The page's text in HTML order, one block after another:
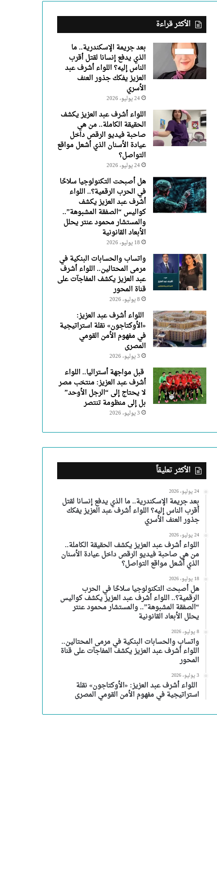
يفكك
جذور
العنف
الأسري
الأكثر قراءة
بعد جريمة الإسكندرية.. ما
الذي يدفع إنسانا لقتل أقرب
الناس إليه؟ اللواء أشرف عبد
العزيز يفكك جذور العنف
الأسري
24 يوليو، 2026
اللواء أشرف عبد العزيز يكشف
الحقيقة الكاملة.. من هي
صاحبة فيديو الرقص داخل
عيادة الأسنان الذي أشعل مواقع
التواصل؟
24 يوليو، 2026
هل أصبحت التكنولوجيا سلاحًا
في الحرب الرقمية؟.. اللواء
أشرف عبد العزيز يكشف
كواليس “الصفقة المشبوهة”..
والمستشار محمود عنتر يحلل
الأبعاد القانونية
18 يوليو، 2026
واتساب والحسابات البنكية في
مرمى المحتالين.. اللواء أشرف
عبد العزيز يكشف المفاجآت على
قناة المحور
8 يوليو، 2026
اللواء أشرف عبد العزيز:
«الأوكتاجون» نقلة استراتيجية
في مفهوم الأمن القومي
المصرى
3 يوليو، 2026
قبل مواجهة أستراليا.. اللواء
أشرف عبد العزيز: منتخب مصر
لا يحتاج إلى “الرجل الأوحد”
بل إلى منظومة تنتصر
3 يوليو، 2026
الأكثر تعليقاً
24 يوليو، 2026
بعد جريمة الإسكندرية.. ما الذي يدفع إنسانا لقتل
أقرب الناس إليه؟ اللواء أشرف عبد العزيز يفكك
جذور العنف الأسري
24 يوليو، 2026
اللواء أشرف عبد العزيز يكشف الحقيقة الكاملة..
من هي صاحبة فيديو الرقص داخل عيادة الأسنان
الذي أشعل مواقع التواصل؟
18 يوليو، 2026
هل أصبحت التكنولوجيا سلاحًا في الحرب
الرقمية؟.. اللواء أشرف عبد العزيز يكشف كواليس
“الصفقة المشبوهة”.. والمستشار محمود عنتر
يحلل الأبعاد القانونية
8 يوليو، 2026
واتساب والحسابات البنكية في مرمى المحتالين..
اللواء أشرف عبد العزيز يكشف المفاجآت على قناة
المحور
3 يوليو، 2026
اللواء أشرف عبد العزيز: «الأوكتاجون» نقلة
استراتيجية في مفهوم الأمن القومي المصرى